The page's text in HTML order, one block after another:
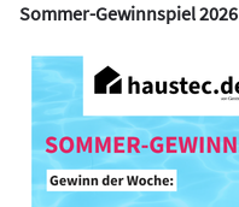
Sommer-Gewinnspiel 2026